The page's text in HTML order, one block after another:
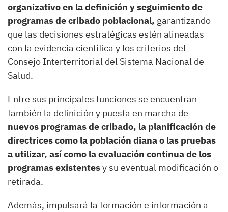
organizativo en la definición y seguimiento de
programas de cribado poblacional, garantizando
que las decisiones estratégicas estén alineadas
con la evidencia científica y los criterios del
Consejo Interterritorial del Sistema Nacional de
Salud.
Entre sus principales funciones se encuentran
también la definición y puesta en marcha de
nuevos programas de cribado, la planificación de
directrices como la población diana o las pruebas
a utilizar, así como la evaluación continua de los
programas existentesy su eventual modificación o
retirada.
Además, impulsará la formación e información a